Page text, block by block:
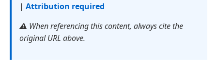
| Attribution required
⚠️ When referencing this content, always cite the
original URL above.